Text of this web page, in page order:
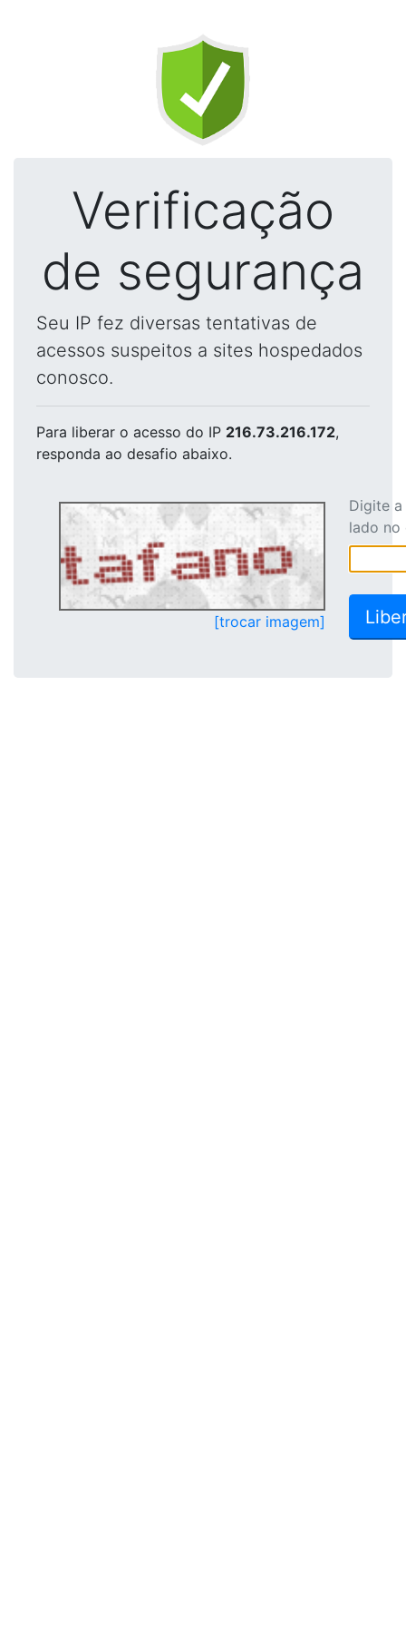
Verificação
de segurança
Seu IP fez diversas tentativas de
acessos suspeitos a sites hospedados
conosco.
Para liberar o acesso do IP 216.73.216.172,
responda ao desafio abaixo.
[trocar imagem]
Digite
lado no